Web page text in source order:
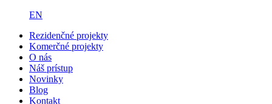
EN
Rezidenčné projekty
Komerčné projekty
O nás
Náš prístup
Novinky
Blog
Kontakt